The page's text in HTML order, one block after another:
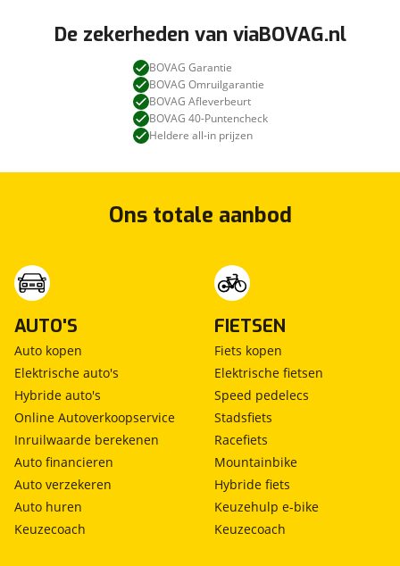
De zekerheden van viaBOVAG.nl
BOVAG Garantie
BOVAG Omruilgarantie
BOVAG Afleverbeurt
BOVAG 40-Puntencheck
Heldere all-in prijzen
Ons totale aanbod
AUTO'S
Auto kopen
Elektrische auto's
Hybride auto's
Online Autoverkoopservice
Inruilwaarde berekenen
Auto financieren
Auto verzekeren
Auto huren
Keuzecoach
FIETSEN
Fiets kopen
Elektrische fietsen
Speed pedelecs
Stadsfiets
Racefiets
Mountainbike
Hybride fiets
Keuzehulp e-bike
Keuzecoach